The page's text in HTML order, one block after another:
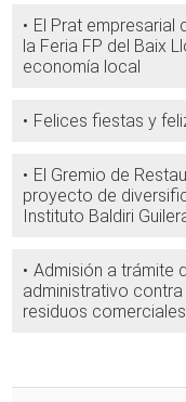
El Prat empresarial
la Feria FP del Baix
economía local
Felices fiestas y
El Gremio de
proyecto de
Instituto Baldiri
Admisión a trámite
administrativo
residuos